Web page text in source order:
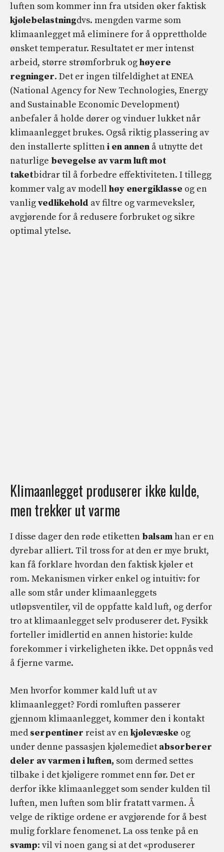
luften som kommer inn fra utsiden øker faktisk
kjølebelastningdvs. mengden varme som
klimaanlegget må eliminere for å opprettholde
ønsket temperatur. Resultatet er mer intenst
arbeid, større strømforbruk oghøyere
regninger. Det er ingen tilfeldighet at ENEA
(National Agency for New Technologies, Energy
and Sustainable Economic Development)
anbefaler å holde dører og vinduer lukket når
klimaanlegget brukes. Også riktig plassering av
den installerte splitteni en annen å utnytte det
naturlige bevegelse av varm luft mot
taketbidrar til å forbedre effektiviteten. I tillegg
kommer valg av modell høy energiklasse og en
vanligvedlikehold av filtre og varmeveksler,
avgjørende for å redusere forbruket og sikre
optimal ytelse.
Klimaanlegget produserer ikke kulde,
men trekker ut varme
I disse dager den røde etiketten balsamhan er en
dyrebar alliert. Til tross for at den er mye brukt,
kan få forklare hvordan den faktisk kjøler et
rom. Mekanismen virker enkel og intuitiv: for
alle som står under klimaanleggets
utløpsventiler, vil de oppfatte kald luft, og derfor
tro at klimaanlegget selv produserer det. Fysikk
forteller imidlertid en annen historie: kulde
forekommer i virkeligheten ikke. Det oppnås ved
å fjerne varme.
Men hvorfor kommer kald luft ut av
klimaanlegget? Fordi romluften passerer
gjennom klimaanlegget, kommer den i kontakt
med serpentiner reist av enkjølevæske og
under denne passasjen kjølemediet absorberer
deler av varmen i luften, som dermed settes
tilbake i det kjøligere rommet enn før. Det er
derfor ikke klimaanlegget som sender kulden til
luften, men luften som blir fratatt varmen. Å
velge de riktige ordene er avgjørende for å best
mulig forklare fenomenet. La oss tenke på en
svamp: vil vi noen gang si at det «produserer